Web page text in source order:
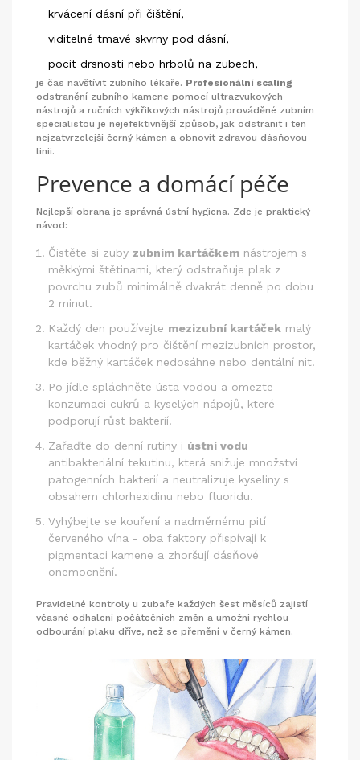
krvácení dásní při čištění,
viditelné tmavé skvrny pod dásní,
pocit drsnosti nebo hrbolů na zubech,
je čas navštívit zubního lékaře. Profesionální scaling
odstranění zubního kamene pomocí ultrazvukových
nástrojů a ručních výkřikových nástrojů prováděné zubním
specialistou je nejefektivnější způsob, jak odstranit i ten
nejzatvrzelejší černý kámen a obnovit zdravou dásňovou
linii.
Prevence a domácí péče
Nejlepší obrana je správná ústní hygiena. Zde je praktický
návod:
Čistěte si zuby zubním kartáčkem nástrojem s
měkkými štětinami, který odstraňuje plak z
povrchu zubů minimálně dvakrát denně po dobu
2 minut.
Každý den používejte mezizubní kartáček malý
kartáček vhodný pro čištění mezizubních prostor,
kde běžný kartáček nedosáhne nebo dentální nit.
Po jídle spláchněte ústa vodou a omezte
konzumaci cukrů a kyselých nápojů, které
podporují růst bakterií.
Zařaďte do denní rutiny i ústní vodu
antibakteriální tekutinu, která snižuje množství
patogenních bakterií a neutralizuje kyseliny s
obsahem chlorhexidinu nebo fluoridu.
Vyhýbejte se kouření a nadměrnému pití
červeného vína - oba faktory přispívají k
pigmentaci kamene a zhoršují dásňové
onemocnění.
Pravidelné kontroly u zubaře každých šest měsíců zajistí
včasné odhalení počátečních změn a umožní rychlou
odbourání plaku dříve, než se přemění v černý kámen.